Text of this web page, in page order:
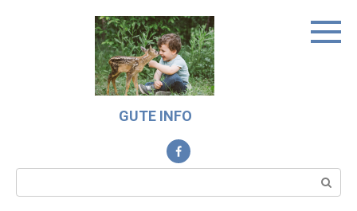
GUTE INFO
Search: